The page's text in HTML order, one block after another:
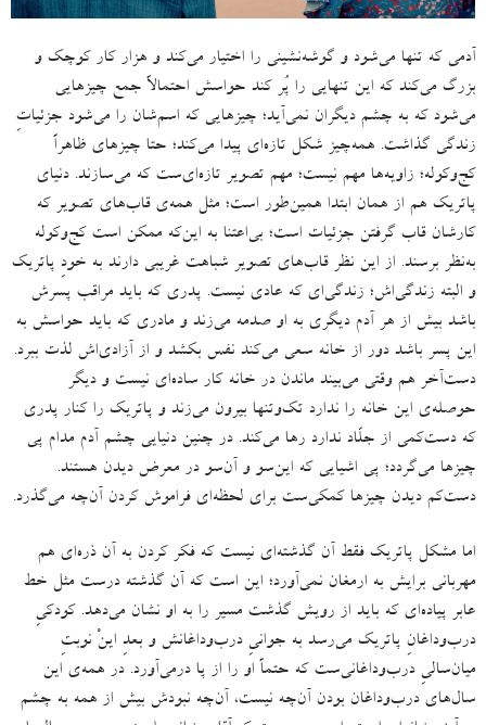
آدمی که تنها می‌شود و گوشه‌نشینی را اختیار می‌کند و هزار کار کوچک و
بزرگ می‌کند که این تنهایی را پُر کند حواسش احتمالاً جمع چیزهایی
می‌شود که به چشم دیگران نمی‌آید؛ چیزهایی که اسم‌شان را می‌شود جزئیاتِ
زندگی گذاشت. همه‌چیز شکل تازه‌ای پیدا می‌کند؛ حتا چیزهای ظاهراً
کج‌وکوله؛ زاویه‌ها مهم نیست؛ مهم تصویر تازه‌ای‌ست که می‌سازند.دنیای
پاتریک هم از همان ابتدا همین‌طور است؛ مثل همه‌ی قاب‌های تصویر که
کارشان قاب گرفتن جزئیات است؛ بی‌اعتنا به این‌که ممکن است کج‌وکوله
به‌نظر برسند. از این نظر قاب‌های تصویر شباهت غریبی دارند به خودِ پاتریک
و البته زندگی‌اش؛ زندگی‌ای که عادی نیست. پدری که باید مراقب پسرش
باشد بیش از هر آدم دیگری به او صدمه می‌زند و مادری که باید حواسش به
این پسر باشد دور از خانه سعی می‌‌کند نفس بکشد و از آزادی‌اش لذت ببرد.
دست‌آخر هم وقتی می‌بیند ماندن در خانه کار ساده‌ای نیست و دیگر
حوصله‌‌ی این خانه را ندارد تک‌وتنها بیرون می‌زند و پاتریک را کنار پدری
که دست‌کمی از جلّاد ندارد رها می‌کند.در چنین دنیایی چشم آدم مدام پی
چیزها می‌گردد؛ پی اشیایی که این‌سو و آن‌سو در معرض دیدن هستند.
دست‌کم دیدن چیزها کمکی‌ست برای لحظه‌ای فراموش کردن آن‌چه می‌گذرد.
اما مشکل پاتریک فقط آن گذشته‌ای نیست که فکر کردن به آن ذره‌ای هم
مهربانی برایش به ارمغان نمی‌آورد؛ این است که آن گذشته درست مثل خط
عابر پیاده‌ای که باید از رویش گذشت مسیر را به او نشان می‌دهد. کودکیِ
درب‌وداغانِ پاتریک می‌رسد به جوانیِ درب‌وداغانش و بعدِ اینْ نوبتِ
میان‌سالیِ درب‌وداغانی‌ست که حتماً او را از پا درمی‌آورد.در همه‌ی این
سال‌های درب‌وداغان بودن آن‌چه نیست، آن‌چه نبودش بیش از همه به چشم